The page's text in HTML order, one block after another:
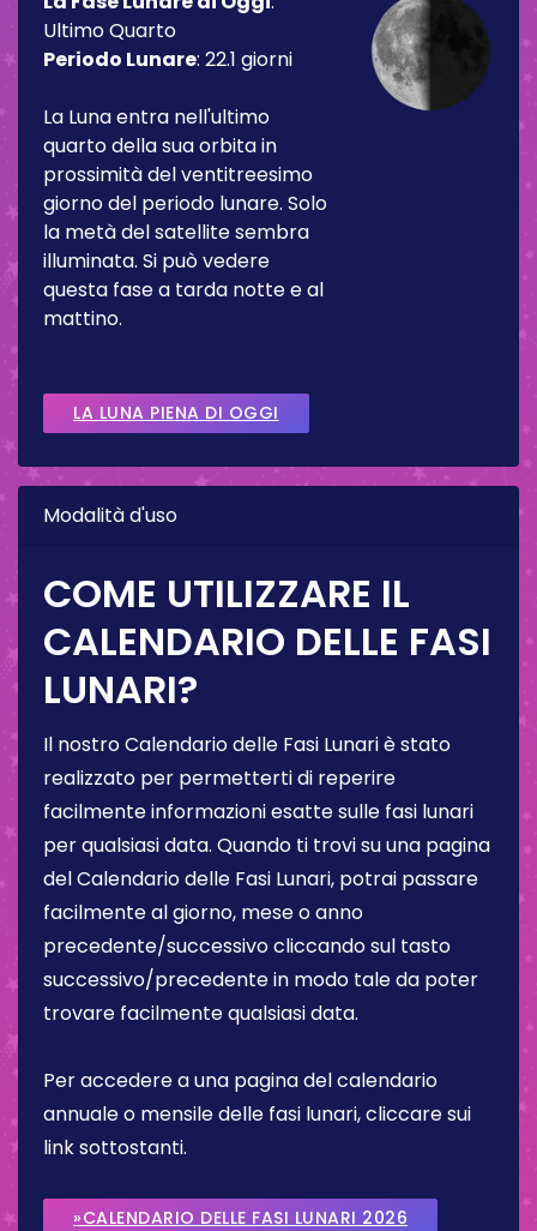
Ultimo Quarto
Periodo Lunare: 22.1 giorni
La Luna entra nell'ultimo
quarto della sua orbita in
prossimità del ventitreesimo
giorno del periodo lunare. Solo
la metà del satellite sembra
illuminata. Si può vedere
questa fase a tarda notte e al
mattino.
LA LUNA PIENA DI OGGI
Modalità d'uso
COME UTILIZZARE IL
CALENDARIO DELLE FASI
LUNARI?
Il nostro Calendario delle Fasi Lunari è stato
realizzato per permetterti di reperire
facilmente informazioni esatte sulle fasi lunari
per qualsiasi data. Quando ti trovi su una pagina
del Calendario delle Fasi Lunari, potrai passare
facilmente al giorno, mese o anno
precedente/successivo cliccando sul tasto
successivo/precedente in modo tale da poter
trovare facilmente qualsiasi data.
Per accedere a una pagina del calendario
annuale o mensile delle fasi lunari, cliccare sui
link sottostanti.
»CALENDARIO DELLE FASI LUNARI 2026